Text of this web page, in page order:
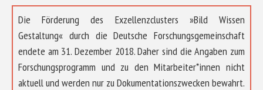
Die Förderung des Exzellenzclusters »Bild Wissen
Gestaltung« durch die Deutsche Forschungsgemeinschaft
endete am 31. Dezember 2018. Daher sind die Angaben zum
Forschungsprogramm und zu den Mitarbeiter*innen nicht
aktuell und werden nur zu Dokumentationszwecken bewahrt.